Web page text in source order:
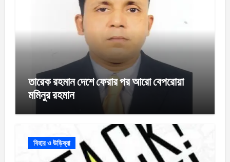
তারেক রহমান দেশে ফেরার পর আরো বেপরোয়া
মমিনুর রহমান
বিহার ও উড়িষ্যা